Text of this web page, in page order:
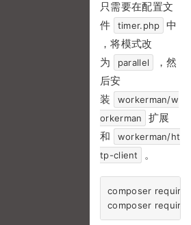
只需要在配置文
件
timer.php
中
，将模式改
为
parallel
，然
后安
装
workerman/w
orkerman
扩展
和
workerman/ht
tp-client
。
composer require